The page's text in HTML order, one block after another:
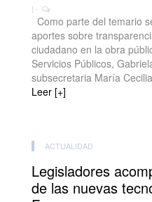
| -
Como parte del temario
aportes sobre
ciudadano en la obra
Servicios Públicos,
subsecretaria María
Leer [+]
ACTUALIDAD
Legisladores
de las nuevas